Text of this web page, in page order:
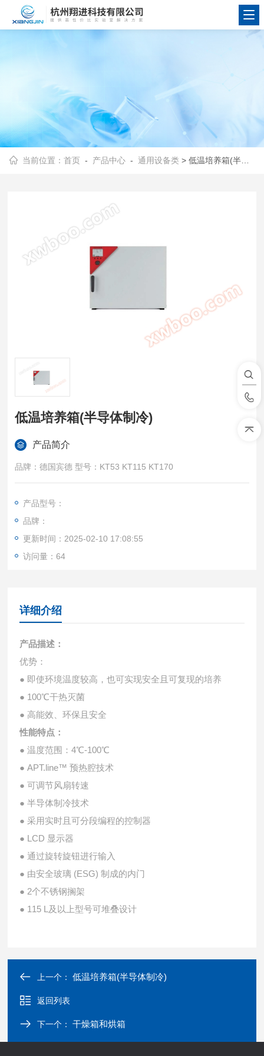
当前位置：首页 - 产品中心 -通用设备类 > 低温培养箱(半导体制冷)
低温培养箱(半导体制冷)
产品简介
品牌：德国宾德 型号：KT53 KT115 KT170
产品型号：
品牌：
更新时间：2025-02-10 17:08:55
访问量：64
详细介绍
产品描述：
优势：
● 即使环境温度较高，也可实现安全且可复现的培养
● 100℃干热灭菌
● 高能效、环保且安全
性能特点：
● 温度范围：4℃-100℃
● APT.line™ 预热腔技术
● 可调节风扇转速
● 半导体制冷技术
● 采用实时且可分段编程的控制器
● LCD 显示器
● 通过旋转旋钮进行输入
● 由安全玻璃 (ESG) 制成的内门
● 2个不锈钢搁架
● 115 L及以上型号可堆叠设计
上一个：低温培养箱(半导体制冷)
返回列表
下一个：干燥箱和烘箱